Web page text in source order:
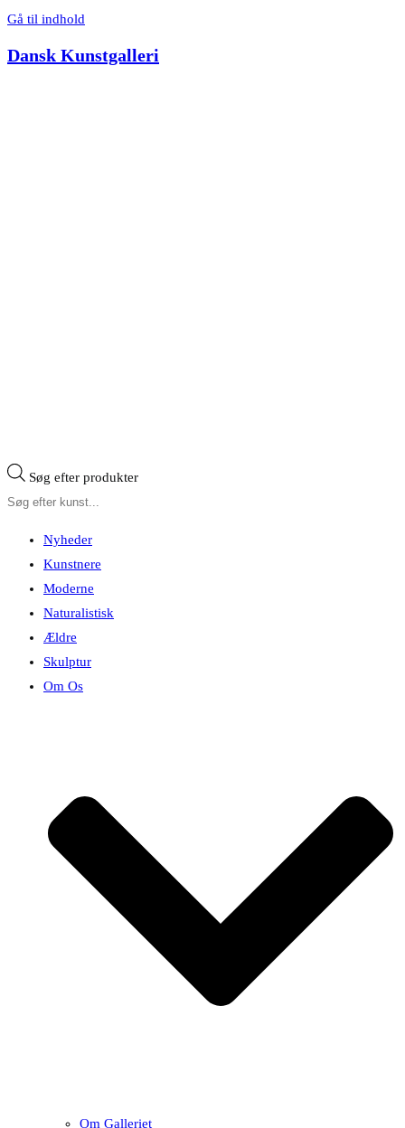
Gå til indhold
Dansk Kunstgalleri
Søg efter produkter
Nyheder
Kunstnere
Moderne
Naturalistisk
Ældre
Skulptur
Om Os
Om Galleriet